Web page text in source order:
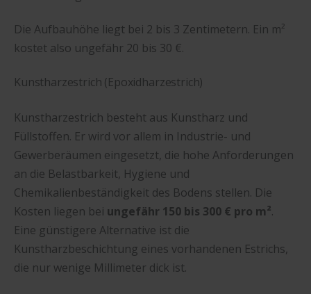
Die Aufbauhöhe liegt bei 2 bis 3 Zentimetern. Ein m²
kostet also ungefähr 20 bis 30 €.
Kunstharzestrich (Epoxidharzestrich)
Kunstharzestrich besteht aus Kunstharz und
Füllstoffen. Er wird vor allem in Industrie- und
Gewerberäumen eingesetzt, die hohe Anforderungen
an die Belastbarkeit, Hygiene und
Chemikalienbeständigkeit des Bodens stellen. Die
Kosten liegen bei ungefähr 150 bis 300 € pro m².
Eine günstigere Alternative ist die
Kunstharzbeschichtung eines vorhandenen Estrichs,
die nur wenige Millimeter dick ist.